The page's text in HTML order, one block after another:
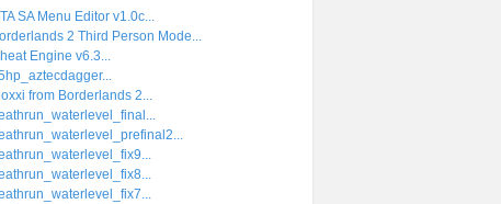
SA Menu Editor v1.0c...
2 Third Person Mode...
Engine v6.3...
from Borderlands 2...